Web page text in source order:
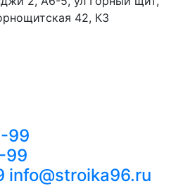
42, К3
99
99
info@stroika96.ru